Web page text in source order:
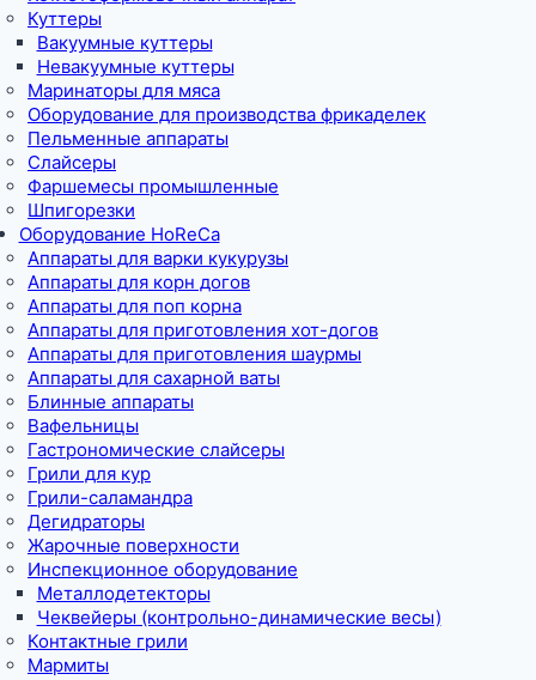
Куттеры
Вакуумные куттеры
Невакуумные куттеры
Маринаторы для мяса
Оборудование для производства фрикаделек
Пельменные аппараты
Слайсеры
Фаршемесы промышленные
Шпигорезки
Оборудование HoReCa
Аппараты для варки кукурузы
Аппараты для корн догов
Аппараты для поп корна
Аппараты для приготовления хот-догов
Аппараты для приготовления шаурмы
Аппараты для сахарной ваты
Блинные аппараты
Вафельницы
Гастрономические слайсеры
Грили для кур
Грили-саламандра
Дегидраторы
Жарочные поверхности
Инспекционное оборудование
Металлодетекторы
Чеквейеры (контрольно-динамические весы)
Контактные грили
Мармиты